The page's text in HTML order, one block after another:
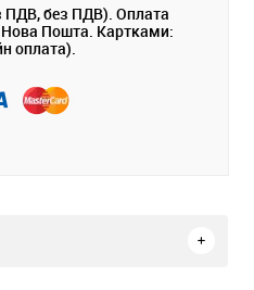
ПДВ, без ПДВ). Оплата
Нова Пошта. Картками:
оплата).